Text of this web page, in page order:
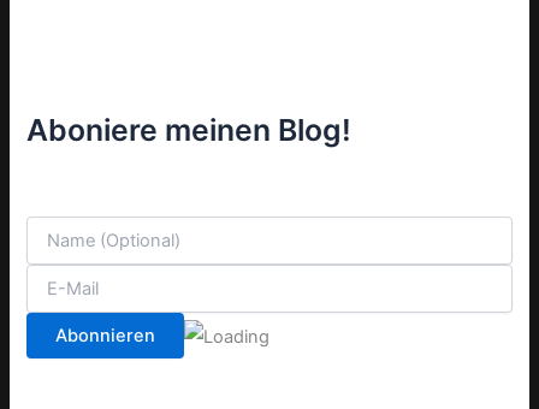
Aboniere meinen Blog!